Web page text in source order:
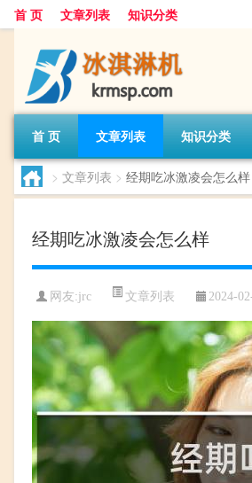
首 页 文章列表 知识分类
首 页 文章列表 知识分类
> 文章列表 > 经期吃冰激凌会怎么样
经期吃冰激凌会怎么样
网友:jrc 文章列表 2024-